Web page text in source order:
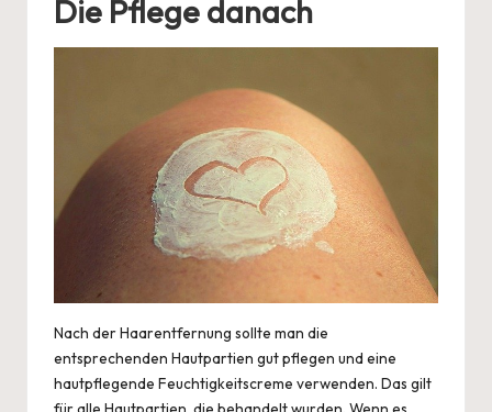
Die Pflege danach
Nach der Haarentfernung sollte man die
entsprechenden Hautpartien gut pflegen und eine
hautpflegende Feuchtigkeitscreme verwenden. Das gilt